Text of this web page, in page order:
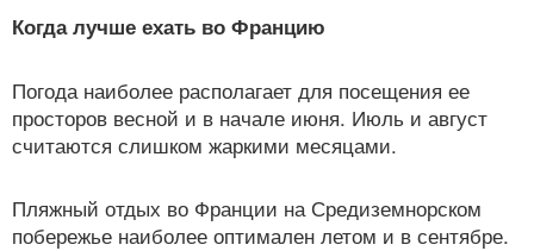
Когда лучше ехать во Францию
Погода наиболее располагает для посещения ее
просторов весной и в начале июня. Июль и август
считаются слишком жаркими месяцами.
Пляжный отдых во Франции на Средиземнорском
побережье наиболее оптимален летом и в сентябре.